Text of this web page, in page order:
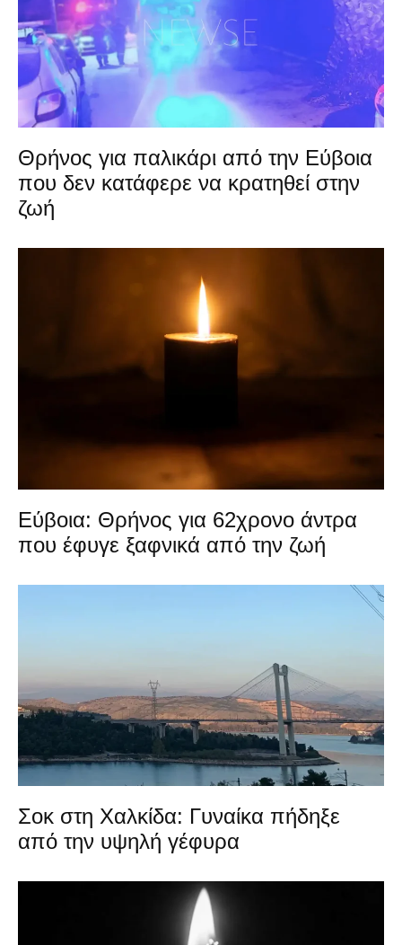
Θρήνος για παλικάρι από την Εύβοια
που δεν κατάφερε να κρατηθεί στην
ζωή
Εύβοια: Θρήνος για 62χρονο άντρα
που έφυγε ξαφνικά από την ζωή
Σοκ στη Χαλκίδα: Γυναίκα πήδηξε
από την υψηλή γέφυρα